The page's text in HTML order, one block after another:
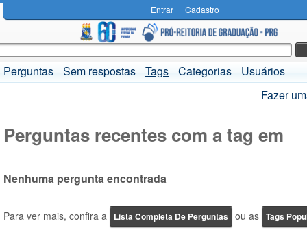
Entrar Cadastro
Perguntas Sem respostas Tags Categorias
Usuários
Fazer
Perguntas recentes com a tag em
Nenhuma pergunta encontrada
Para ver mais, confira a Lista Completa De Perguntas ou as Tags